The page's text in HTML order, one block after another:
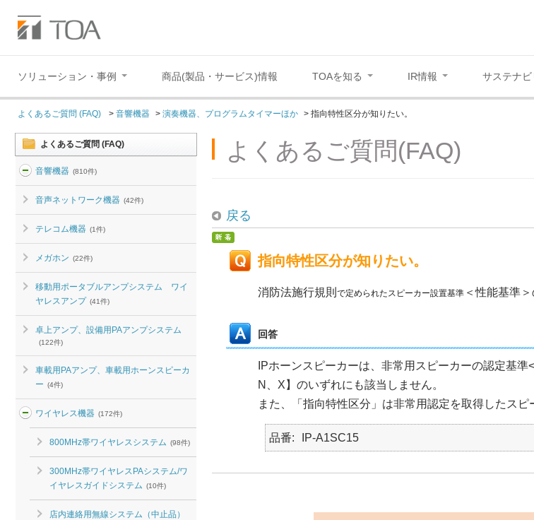
ソリューション・事例 商品(製品・サービス)情報 TOAを知る IR情報 サステナビ
よくあるご質問 (FAQ) > 音響機器 > 演奏機器、プログラムタイマーほか > 指向特性区分が知りたい。
よくあるご質問 (FAQ)
音響機器 (810件)
音声ネットワーク機器 (42件)
テレコム機器 (1件)
メガホン (22件)
移動用ポータブルアンプシステム ワイ
ヤレスアンプ (41件)
卓上アンプ、設備用PAアンプシステム
(122件)
車載用PAアンプ、車載用ホーンスピーカ
ー (4件)
ワイヤレス機器 (172件)
800MHz帯ワイヤレスシステム (98件)
300MHz帯ワイヤレスPAシステム/ワ
イヤレスガイドシステム (10件)
店内連絡用無線システム（中止品）
よくあるご質問(FAQ)
戻る
指向特性区分が知りたい。
消防法施行規則 で定められたスピーカー設置基準 ＜性能基準
回答
IPホーンスピーカーは、非常用スピーカーの認定基
N、X】のいずれにも該当しません。
また、「指向特性区分」は非常用認定を取得したスピ
品番 IP-A1SC15